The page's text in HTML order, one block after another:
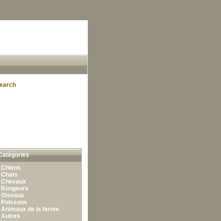
Chiens
Chats
Chevaux
Rongeurs
Oiseaux
Poissons
Animaux de la ferme
Autres